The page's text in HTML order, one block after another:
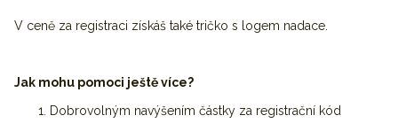
V ceně za registraci získáš také tričko s logem nadace.
Jak mohu pomoci ještě více?
Dobrovolným navýšením částky za registrační kód